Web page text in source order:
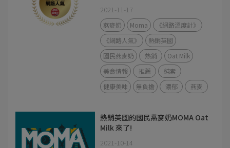
2021-11-17
燕麥奶 Moma
《網路溫度計》
《網路人氣》
熱銷英國
國民燕麥奶
熱銷
Oat Milk
美食情報
推薦
純素
健康美味
無負擔 濃郁 燕麥
熱銷英國的國民燕麥奶MOMA Oat
Milk 來了!
2021-10-14